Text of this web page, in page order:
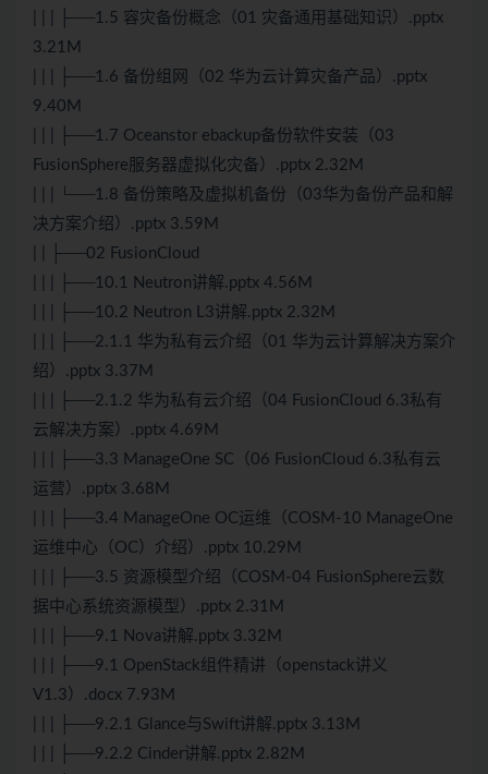
| | | ├──1.5 容灾备份概念（01 灾备通用基础知识）.pptx
3.21M
| | | ├──1.6 备份组网（02 华为云计算灾备产品）.pptx
9.40M
| | | ├──1.7 Oceanstor ebackup备份软件安装（03
FusionSphere服务器虚拟化灾备）.pptx 2.32M
| | | └──1.8 备份策略及虚拟机备份（03华为备份产品和解
决方案介绍）.pptx 3.59M
| | ├──02 FusionCloud
| | | ├──10.1 Neutron讲解.pptx 4.56M
| | | ├──10.2 Neutron L3讲解.pptx 2.32M
| | | ├──2.1.1 华为私有云介绍（01 华为云计算解决方案介
绍）.pptx 3.37M
| | | ├──2.1.2 华为私有云介绍（04 FusionCloud 6.3私有
云解决方案）.pptx 4.69M
| | | ├──3.3 ManageOne SC（06 FusionCloud 6.3私有云
运营）.pptx 3.68M
| | | ├──3.4 ManageOne OC运维（COSM-10 ManageOne
运维中心（OC）介绍）.pptx 10.29M
| | | ├──3.5 资源模型介绍（COSM-04 FusionSphere云数
据中心系统资源模型）.pptx 2.31M
| | | ├──9.1 Nova讲解.pptx 3.32M
| | | ├──9.1 OpenStack组件精讲（openstack讲义
V1.3）.docx 7.93M
| | | ├──9.2.1 Glance与Swift讲解.pptx 3.13M
| | | ├──9.2.2 Cinder讲解.pptx 2.82M